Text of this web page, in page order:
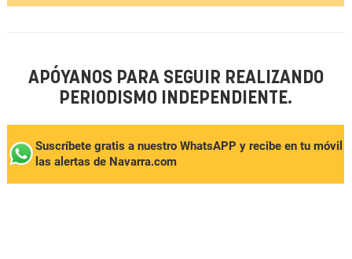
APÓYANOS PARA SEGUIR REALIZANDO
PERIODISMO INDEPENDIENTE.
Suscríbete gratis a nuestro WhatsAPP y recibe en tu móvil
las alertas de Navarra.com